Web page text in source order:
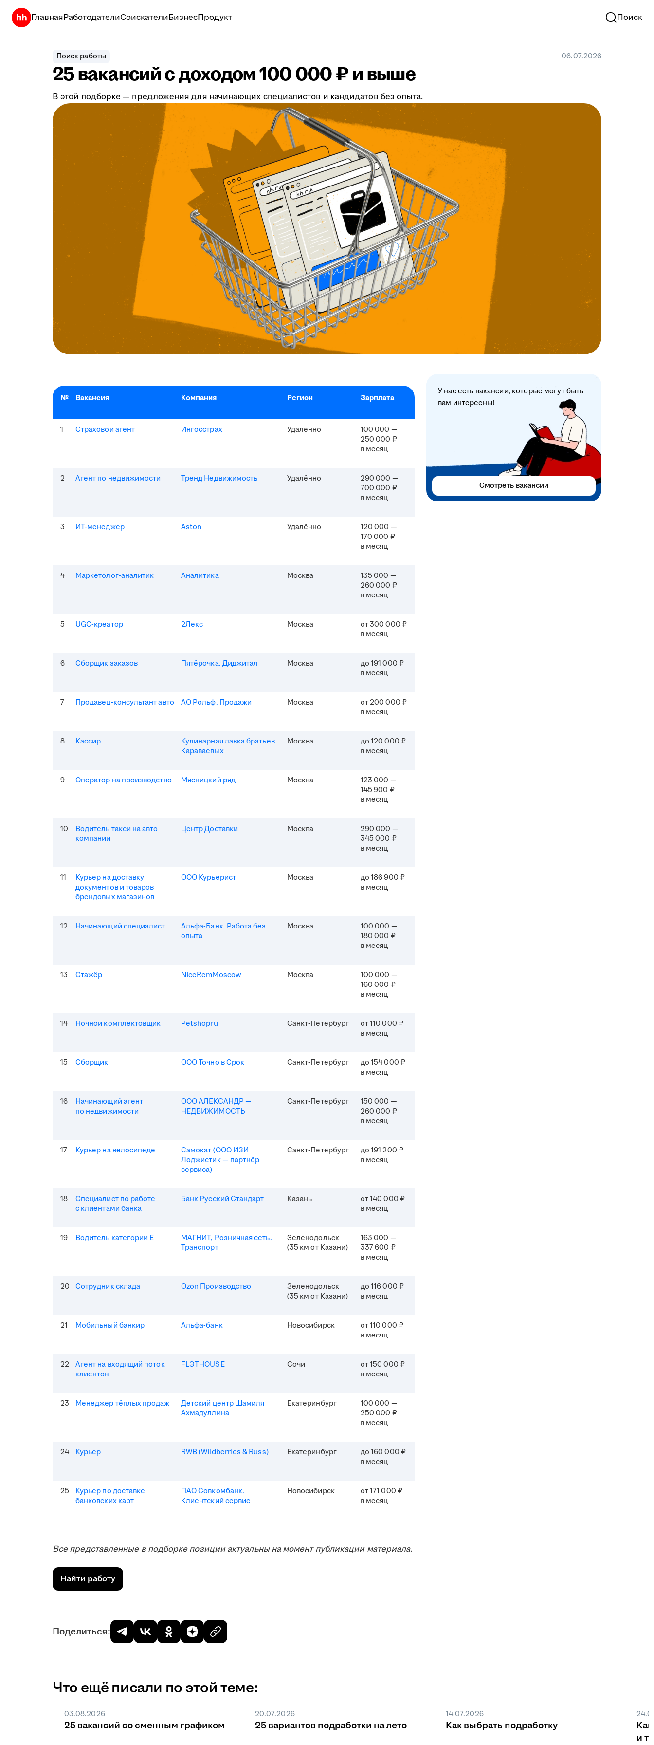
ГлавнаяРаботодателиСоискателиБизнесПродукт Поиск
Поиск работы 06.07.2026
25 вакансий с доходом 100 000 ₽ и выше
В этой подборке — предложения для начинающих специалистов и кандидатов без опыта.
№ Вакансия Компания Регион Зарплата
1 Страховой агент Ингосстрах Удалённо
100 000 —
250 000 ₽
в месяц
2 Агент по недвижимости Тренд Недвижимость Удалённо
290 000 —
700 000 ₽
в месяц
3 ИТ-менеджер Aston Удалённо
120 000 —
170 000 ₽
в месяц
4 Маркетолог-аналитик Аналитика Москва
135 000 —
260 000 ₽
в месяц
5 UGC-креатор 2Лекс Москва
от 300 000 ₽
в месяц
6 Сборщик заказов Пятёрочка. Диджитал Москва
до 191 000 ₽
в месяц
7 Продавец-консультант авто АО Рольф. Продажи Москва
от 200 000 ₽
в месяц
8 Кассир
Кулинарная лавка братьев
Караваевых
Москва
до 120 000 ₽
в месяц
9 Оператор на производство Мясницкий ряд Москва
123 000 —
145 900 ₽
в месяц
10
Водитель такси на авто
компании
Центр Доставки Москва
290 000 —
345 000 ₽
в месяц
11
Курьер на доставку
документов и товаров
брендовых магазинов
ООО Курьерист Москва
до 186 900 ₽
в месяц
12 Начинающий специалист
Альфа-Банк. Работа без
опыта
Москва
100 000 —
180 000 ₽
в месяц
13 Стажёр NiceRemMoscow Москва
100 000 —
160 000 ₽
в месяц
14 Ночной комплектовщик Petshopru Санкт-Петербург
от 110 000 ₽
в месяц
15 Сборщик ООО Точно в Срок Санкт-Петербург
до 154 000 ₽
в месяц
16
Начинающий агент
по недвижимости
ООО АЛЕКСАНДР —
НЕДВИЖИМОСТЬ
Санкт-Петербург
150 000 —
260 000 ₽
в месяц
17 Курьер на велосипеде
Самокат (ООО ИЗИ
Лоджистик — партнёр
сервиса)
Санкт-Петербург
до 191 200 ₽
в месяц
18
Специалист по работе
с клиентами банка
Банк Русский Стандарт Казань
от 140 000 ₽
в месяц
19 Водитель категории Е
МАГНИТ, Розничная сеть.
Транспорт
Зеленодольск
(35 км от Казани)
163 000 —
337 600 ₽
в месяц
20 Сотрудник склада Ozon Производство
Зеленодольск
(35 км от Казани)
до 116 000 ₽
в месяц
21 Мобильный банкир Альфа-банк Новосибирск
от 110 000 ₽
в месяц
22
Агент на входящий поток
клиентов
FLЭTHOUSE Сочи
от 150 000 ₽
в месяц
23 Менеджер тёплых продаж
Детский центр Шамиля
Ахмадуллина
Екатеринбург
100 000 —
250 000 ₽
в месяц
24 Курьер RWB (Wildberries & Russ) Екатеринбург
до 160 000 ₽
в месяц
25
Курьер по доставке
банковских карт
ПАО Совкомбанк.
Клиентский сервис
Новосибирск
от 171 000 ₽
в месяц
Все представленные в подборке позиции актуальны на момент публикации материала.
Найти работу
У нас есть вакансии, которые могут быть
вам интересны!
Смотреть вакансии
Поделиться:
Что ещё писали по этой теме:
03.08.2026
25 вакансий со сменным графиком
20.07.2026
25 вариантов подработки на лето
14.07.2026
Как выбрать подработку
и